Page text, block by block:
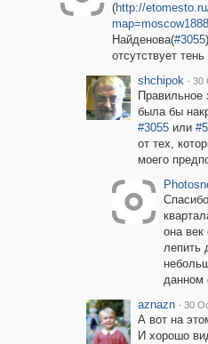
(http://
Найденова(#3055
отсутствует
shchipok · 30
Правильное
была бы
#3055или
от тех,
моего
она век
лепить
данном
aznazn · 30
А вот на
И хорошо